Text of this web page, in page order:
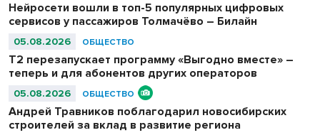
поступить в колледжи и вузы, но набравшим ниже проходных
баллов, получают право на приоритетное зачисление в вузы и
колледжи на безвозмездной основе.
Нейросети вошли в топ-5 популярных цифровых
сервисов у пассажиров Толмачёво – Билайн
05.08.2026 ОБЩЕСТВО
Т2 перезапускает программу «Выгодно вместе» –
теперь и для абонентов других операторов
05.08.2026 ОБЩЕСТВО
Андрей Травников поблагодарил новосибирских
строителей за вклад в развитие региона